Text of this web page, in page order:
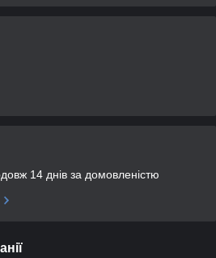
14 днів за домовленістю